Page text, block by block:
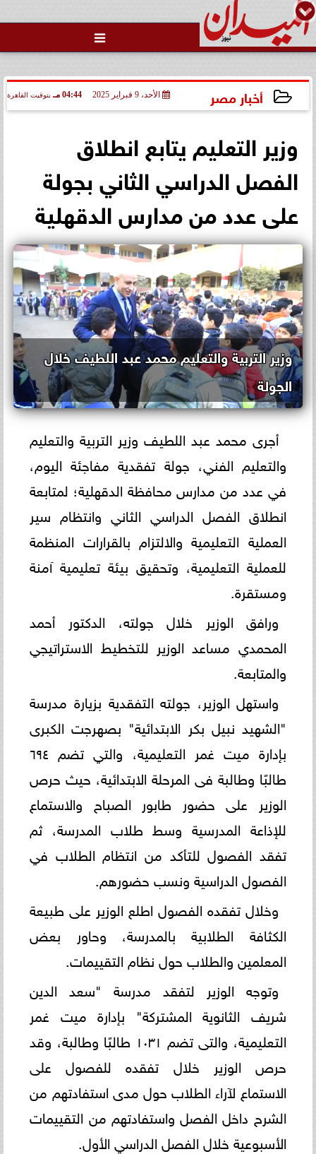

أخبار مصر الأحد، 9 فبراير 2025 04:44 مـ بتوقيت القاهرة
وزير التعليم يتابع انطلاق
الفصل الدراسي الثاني بجولة
على عدد من مدارس الدقهلية
وزير التربية والتعليم محمد عبد اللطيف خلال
الجولة
أجرى محمد عبد اللطيف وزير التربية والتعليم
والتعليم الفني، جولة تفقدية مفاجئة اليوم،
في عدد من مدارس محافظة الدقهلية؛ لمتابعة
انطلاق الفصل الدراسي الثاني وانتظام سير
العملية التعليمية والالتزام بالقرارات المنظمة
للعملية التعليمية، وتحقيق بيئة تعليمية آمنة
ومستقرة.
ورافق الوزير خلال جولته، الدكتور أحمد
المحمدي مساعد الوزير للتخطيط الاستراتيجي
والمتابعة.
واستهل الوزير، جولته التفقدية بزيارة مدرسة
"الشهيد نبيل بكر الابتدائية" بصهرجت الكبرى
بإدارة ميت غمر التعليمية، والتي تضم ٦٩٤
طالبًا وطالبة فى المرحلة الابتدائية، حيث حرص
الوزير على حضور طابور الصباح والاستماع
للإذاعة المدرسية وسط طلاب المدرسة، ثم
تفقد الفصول للتأكد من انتظام الطلاب في
الفصول الدراسية ونسب حضورهم.
وخلال تفقده الفصول اطلع الوزير على طبيعة
الكثافة الطلابية بالمدرسة، وحاور بعض
المعلمين والطلاب حول نظام التقييمات.
وتوجه الوزير لتفقد مدرسة "سعد الدين
شريف الثانوية المشتركة" بإدارة ميت غمر
التعليمية، والتى تضم ١٠٣١ طالبًا وطالبة، وقد
حرص الوزير خلال تفقده للفصول على
الاستماع لآراء الطلاب حول مدى استفادتهم من
الشرح داخل الفصل واستفادتهم من التقييمات
الأسبوعية خلال الفصل الدراسي الأول.
ضبط 25 زجاجة «ويسكي» مهربة
داخل مطعم شهير بـ«نيو جيزة»..